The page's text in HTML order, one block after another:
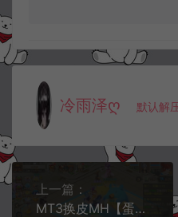
冷雨泽ღ 默认解
上一篇：
MT3换皮MH【蛋蛋星海挂机尊享版】5月最新整理Linux手工服务端+源码+管理后台+安卓苹果双端+详细搭建教程+视频教程